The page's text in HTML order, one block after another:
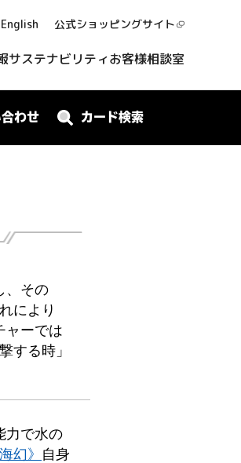
English 公式ショッピングサイト
サステナビリティお客様相談室
わせ カード検索
、その
により
ャーでは
する時」
力で水の
幻》
自身